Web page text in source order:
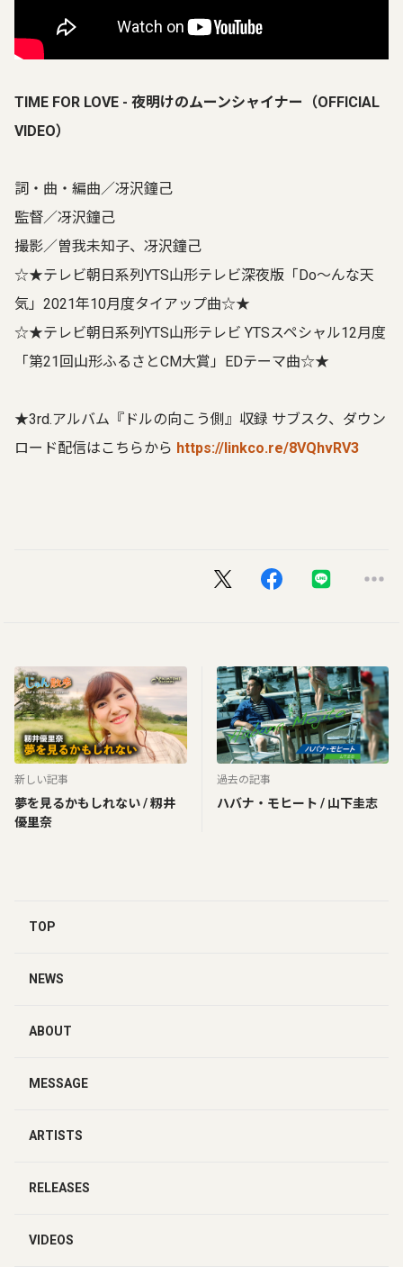
TIME FOR LOVE - 夜明けのムーンシャイナー（OFFICIAL
VIDEO）
詞・曲・編曲／冴沢鐘己
監督／冴沢鐘己
撮影／曽我未知子、冴沢鐘己
☆★テレビ朝日系列YTS山形テレビ深夜版「Do～んな天
気」2021年10月度タイアップ曲☆★
☆★テレビ朝日系列YTS山形テレビ YTSスペシャル12月度
「第21回山形ふるさとCM大賞」EDテーマ曲☆★
★3rd.アルバム『ドルの向こう側』収録 サブスク、ダウン
ロード配信はこちらから https://linkco.re/8VQhvRV3
新しい記事
夢を見るかもしれない / 籾井
優里奈
過去の記事
ハバナ・モヒート / 山下圭志
TOP
NEWS
ABOUT
MESSAGE
ARTISTS
RELEASES
VIDEOS